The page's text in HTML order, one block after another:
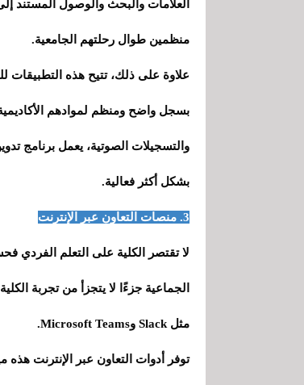
العلامات والبحث والوصول المستند
منظمين طوال رحلتهم الجامعية.
علاوة على ذلك، تتيح هذه التطبيقات
بسجل واضح ومنظم لموادهم
والتسجيلات الصوتية، يعمل برنامج
بشكل أكثر فعالية.
3. منصات التعاون عبر الإنترنت
لا تقتصر الكلية على التعلم الفردي
الجماعية جزءًا لا يتجزأ من تجربة
مثل Slack وMicrosoft Teams.
توفر أدوات التعاون عبر الإنترنت